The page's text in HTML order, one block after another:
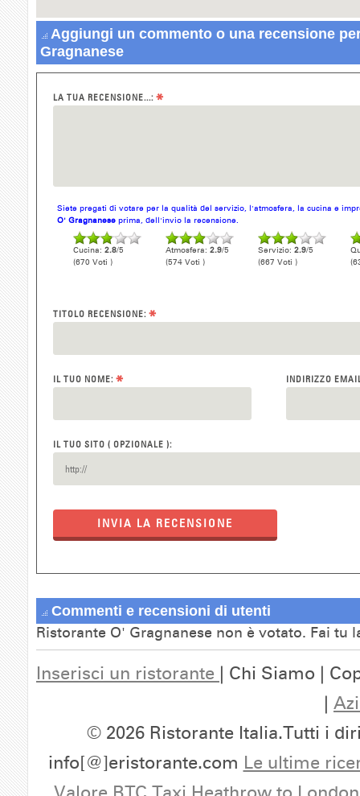
Aggiungi un commento o una recensione
Gragnanese
LA TUA RECENSIONE...: *
Siete pregati di votare per la qualità del servizio, l'atmosfera, la cucina e
O' Gragnanese prima, dell'invio la recensione.
Cucina: 2.8/5
(670 Voti )
Atmosfera: 2.9/5
(574 Voti )
Servizio: 2.9/5
(667 Voti )
TITOLO RECENSIONE: *
IL TUO NOME: * INDIRIZZO
IL TUO SITO ( OPZIONALE ):
INVIA LA RECENSIONE
Commenti e recensioni di utenti
Ristorante O' Gragnanese non è votato. Fai tu
Inserisci un ristorante | Chi Siamo |
|
© 2026 Ristorante Italia.Tutti i
info[@]eristorante.com Le ultime